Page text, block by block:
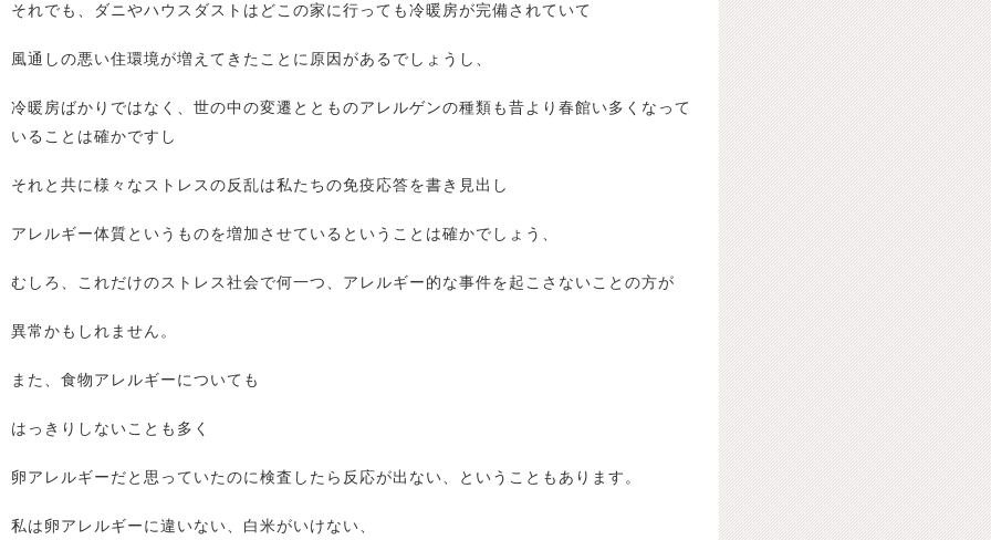
それでも、ダニやハウスダストはどこの家に行っても冷暖房が完備されていて
風通しの悪い住環境が増えてきたことに原因があるでしょうし、
冷暖房ばかりではなく、世の中の変遷ととものアレルゲンの種類も昔より春館い多くなって
いることは確かですし
それと共に様々なストレスの反乱は私たちの免疫応答を書き見出し
アレルギー体質というものを増加させているということは確かでしょう、
むしろ、これだけのストレス社会で何一つ、アレルギー的な事件を起こさないことの方が
異常かもしれません。
また、食物アレルギーについても
はっきりしないことも多く
卵アレルギーだと思っていたのに検査したら反応が出ない、ということもあります。
私は卵アレルギーに違いない、白米がいけない、